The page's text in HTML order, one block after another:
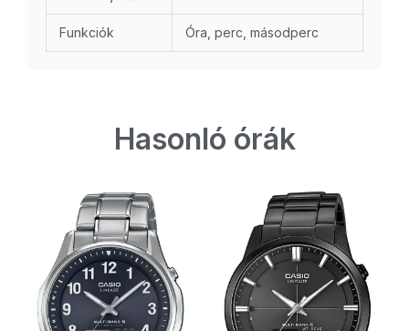
Funkciók Óra, perc, másodperc
Hasonló órák